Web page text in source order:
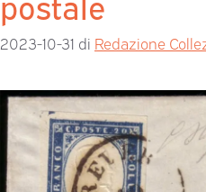
2023-10-31 di Redazione